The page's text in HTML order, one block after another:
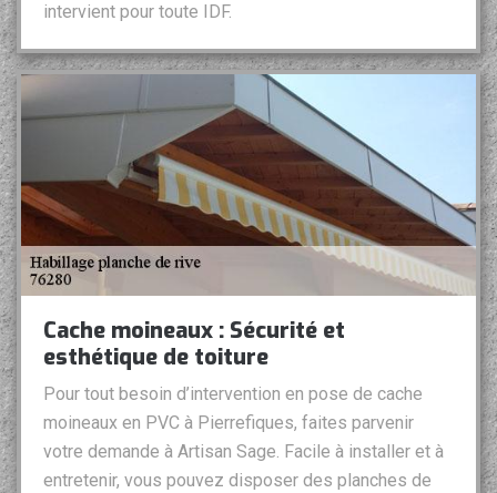
intervient pour toute IDF.
Cache moineaux : Sécurité et
esthétique de toiture
Pour tout besoin d’intervention en pose de cache
moineaux en PVC à Pierrefiques, faites parvenir
votre demande à Artisan Sage. Facile à installer et à
entretenir, vous pouvez disposer des planches de